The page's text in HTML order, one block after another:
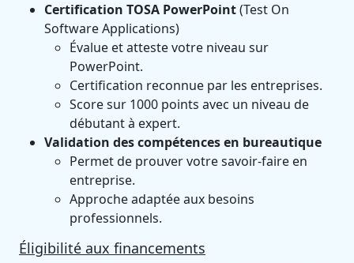
Certification TOSA PowerPoint(Test On
Software Applications)
Évalue et atteste votre niveau sur
PowerPoint.
Certification reconnue par les entreprises.
Score sur 1000 points avec un niveau de
débutant à expert.
Validation des compétences en bureautique
Permet de prouver votre savoir-faire en
entreprise.
Approche adaptée aux besoins
professionnels.
Éligibilité aux financements